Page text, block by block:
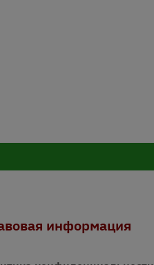
информация